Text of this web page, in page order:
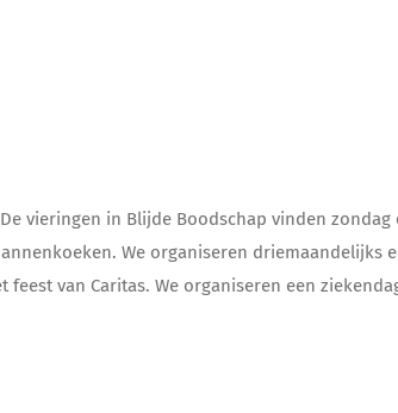
vieringen in Blijde Boodschap vinden
We organiseren
van Caritas. We organiseren een